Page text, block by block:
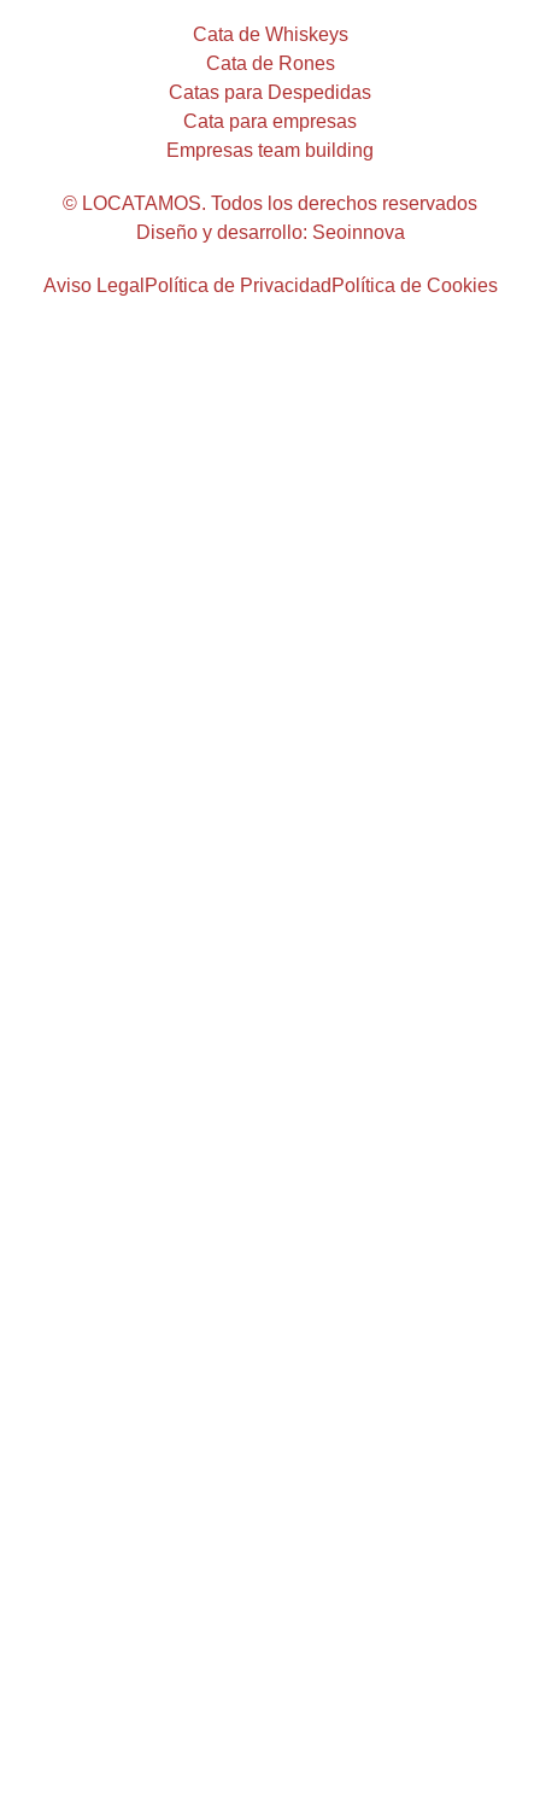
Cata de Whiskeys
Cata de Rones
Catas para Despedidas
Cata para empresas
Empresas team building
© LOCATAMOS. Todos los derechos reservados
Diseño y desarrollo: Seoinnova
Aviso Legal Política de Privacidad Política de Cookies